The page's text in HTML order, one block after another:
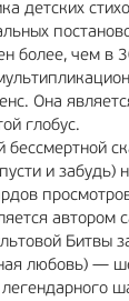
детских
более, чем в
Она
глобус.
и
автором
Битвы
любовь) —